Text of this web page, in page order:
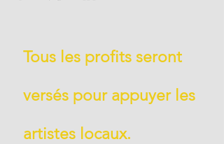
Tous les profits seront
versés pour appuyer les
artistes locaux.